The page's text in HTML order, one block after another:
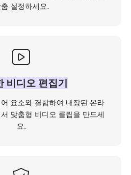
설정하세요.
비디오 편집기
요소와 결합하여 내장된 온라
맞춤형 비디오 클립을 만드세
요.